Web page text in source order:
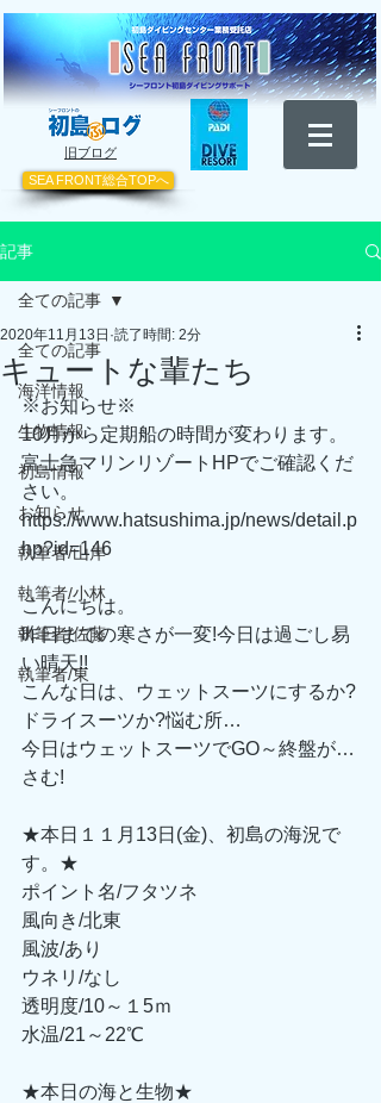
​旧ブログ
SEA FRONT総合TOPへ
記事
全ての記事
海洋情報
生物情報
初島情報
お知らせ
執筆者/山岸
執筆者/小林
執筆者/佐藤
執筆者/東
全ての記事
キュートな輩たち
2020年11月13日 読了時間: 2分
※お知らせ※
10月から定期船の時間が変わります。
富士急マリンリゾートHPでご確認くだ
さい。
https://www.hatsushima.jp/news/detail.p
hp?id=146
こんにちは。
昨日までの寒さが一変!今日は過ごし易
い晴天!!
こんな日は、ウェットスーツにするか?
ドライスーツか?悩む所…
今日はウェットスーツでGO～終盤が…
さむ!
★本日１１月13日(金)、初島の海況で
す。★
ポイント名/フタツネ
風向き/北東
風波/あり
ウネリ/なし
透明度/10～１5ｍ
水温/21～22℃
★本日の海と生物★